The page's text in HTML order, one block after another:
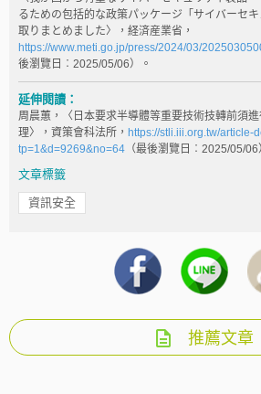
るための包括的な政策パッケージ「サイバーセ
取りまとめました〉，経済産業省，
https://www.meti.go.jp/press/2024/03/
後瀏覽日︰2025/05/06）。
延伸閱讀：
周晨蕙，〈日本要求半導體等重要技術技轉前須
理〉，資策會科法所， https://stli.iii.org.tw/article-
tp=1&d=9269&no=64 （最後瀏覽日︰2025/05/06
文章標籤
資訊安全
推薦文章